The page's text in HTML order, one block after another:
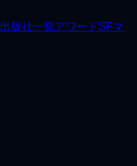
出版社一覧アワードSFマ